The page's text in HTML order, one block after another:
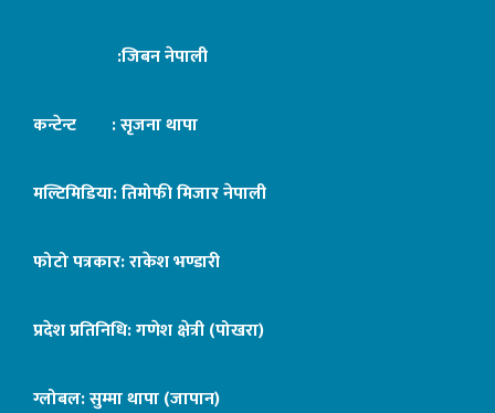
:जिबन नेपाली
कन्टेन्ट : सृजना थापा
मल्टिमिडिया: तिमोफी मिजार नेपाली
फोटो पत्रकार: राकेश भण्डारी
प्रदेश प्रतिनिधि: गणेश क्षेत्री (पोखरा)
ग्लोबल: सुम्मा थापा (जापान)